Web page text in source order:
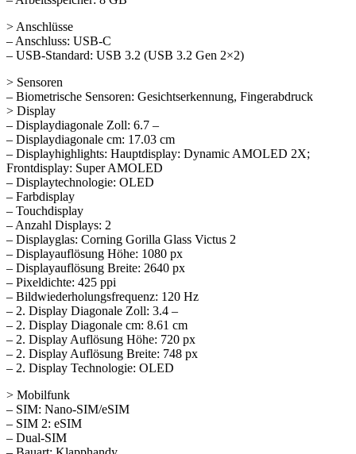
> Anschlüsse
– Anschluss: USB-C
– USB-Standard: USB 3.2 (USB 3.2 Gen 2×2)
> Sensoren
– Biometrische Sensoren: Gesichtserkennung, Fingerabdruck
> Display
– Displaydiagonale Zoll: 6.7 –
– Displaydiagonale cm: 17.03 cm
– Displayhighlights: Hauptdisplay: Dynamic AMOLED 2X;
Frontdisplay: Super AMOLED
– Displaytechnologie: OLED
– Farbdisplay
– Touchdisplay
– Anzahl Displays: 2
– Displayglas: Corning Gorilla Glass Victus 2
– Displayauflösung Höhe: 1080 px
– Displayauflösung Breite: 2640 px
– Pixeldichte: 425 ppi
– Bildwiederholungsfrequenz: 120 Hz
– 2. Display Diagonale Zoll: 3.4 –
– 2. Display Diagonale cm: 8.61 cm
– 2. Display Auflösung Höhe: 720 px
– 2. Display Auflösung Breite: 748 px
– 2. Display Technologie: OLED
> Mobilfunk
– SIM: Nano-SIM/eSIM
– SIM 2: eSIM
– Dual-SIM